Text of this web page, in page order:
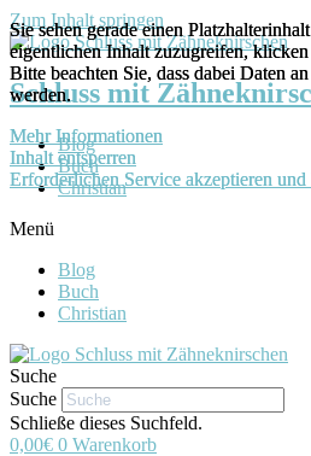
Zum Inhalt springen
Schluss mit
Blog
Buch
Christian
Menü
Blog
Buch
Christian
Suche
Suche
Schließe dieses Suchfeld.
0,00€ 0 Warenkorb
Sie sehen gerade einen
eigentlichen Inhalt zuzugreifen,
Bitte beachten Sie, dass dabei Daten
werden.
Mehr Informationen
Inhalt entsperren
Erforderlichen Service akzeptieren und
Sie sehen gerade einen
eigentlichen Inhalt zuzugreifen,
Bitte beachten Sie, dass dabei Daten
werden.
Mehr Informationen
Inhalt entsperren
Erforderlichen Service akzeptieren und